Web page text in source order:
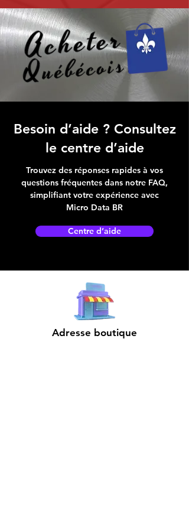
Besoin d’aide ? Consultez
le centre d’aide
Trouvez des réponses rapides à vos
questions fréquentes dans notre FAQ,
simplifiant votre expérience avec
Micro Data BR
Centre d’aide
Adresse boutique